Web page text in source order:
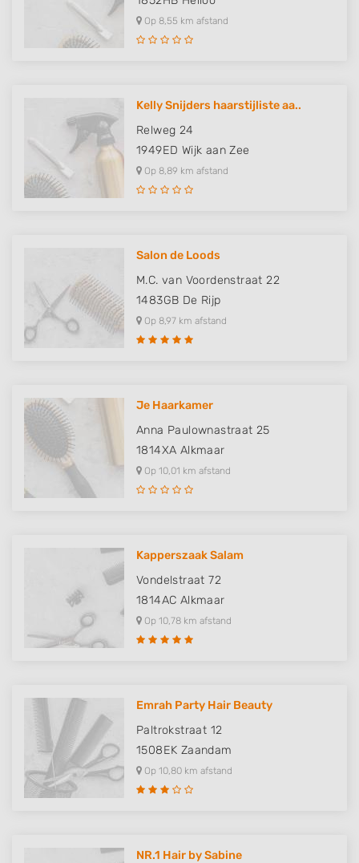
Op 8,55 km afstand
Kelly Snijders haarstijliste aa..
Relweg 24
1949ED Wijk aan Zee
Op 8,89 km afstand
Salon de Loods
M.C. van Voordenstraat 22
1483GB De Rijp
Op 8,97 km afstand
Je Haarkamer
Anna Paulownastraat 25
1814XA Alkmaar
Op 10,01 km afstand
Kapperszaak Salam
Vondelstraat 72
1814AC Alkmaar
Op 10,78 km afstand
Emrah Party Hair Beauty
Paltrokstraat 12
1508EK Zaandam
Op 10,80 km afstand
NR.1 Hair by Sabine